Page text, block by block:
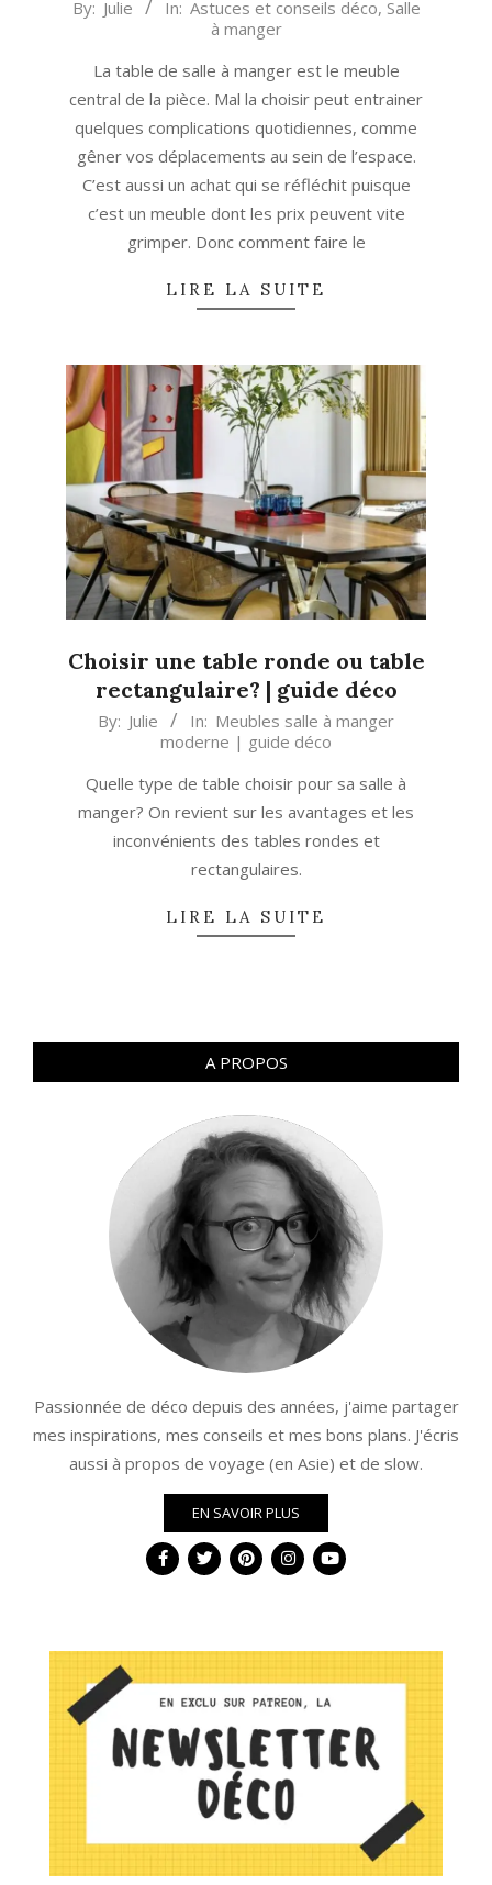
2019-
By: Julie In: Astuces et conseils déco, Salle
à manger
La table de salle à manger est le meuble
central de la pièce. Mal la choisir peut entrainer
quelques complications quotidiennes, comme
gêner vos déplacements au sein de l’espace.
C’est aussi un achat qui se réfléchit puisque
c’est un meuble dont les prix peuvent vite
grimper. Donc comment faire le
LIRE LA SUITE
Choisir une table ronde ou table
rectangulaire? | guide déco
2015-By: Julie In: Meubles salle à manger
moderne | guide déco
Quelle type de table choisir pour sa salle à
manger? On revient sur les avantages et les
inconvénients des tables rondes et
rectangulaires.
LIRE LA SUITE
A PROPOS
Passionnée de déco depuis des années, j'aime partager
mes inspirations, mes conseils et mes bons plans. J'écris
aussi à propos de voyage (en Asie) et de slow.
EN SAVOIR PLUS